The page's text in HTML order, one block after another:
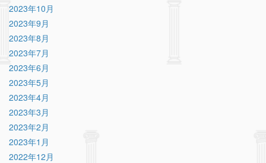
2023年10月
2023年9月
2023年8月
2023年7月
2023年6月
2023年5月
2023年4月
2023年3月
2023年2月
2023年1月
2022年12月